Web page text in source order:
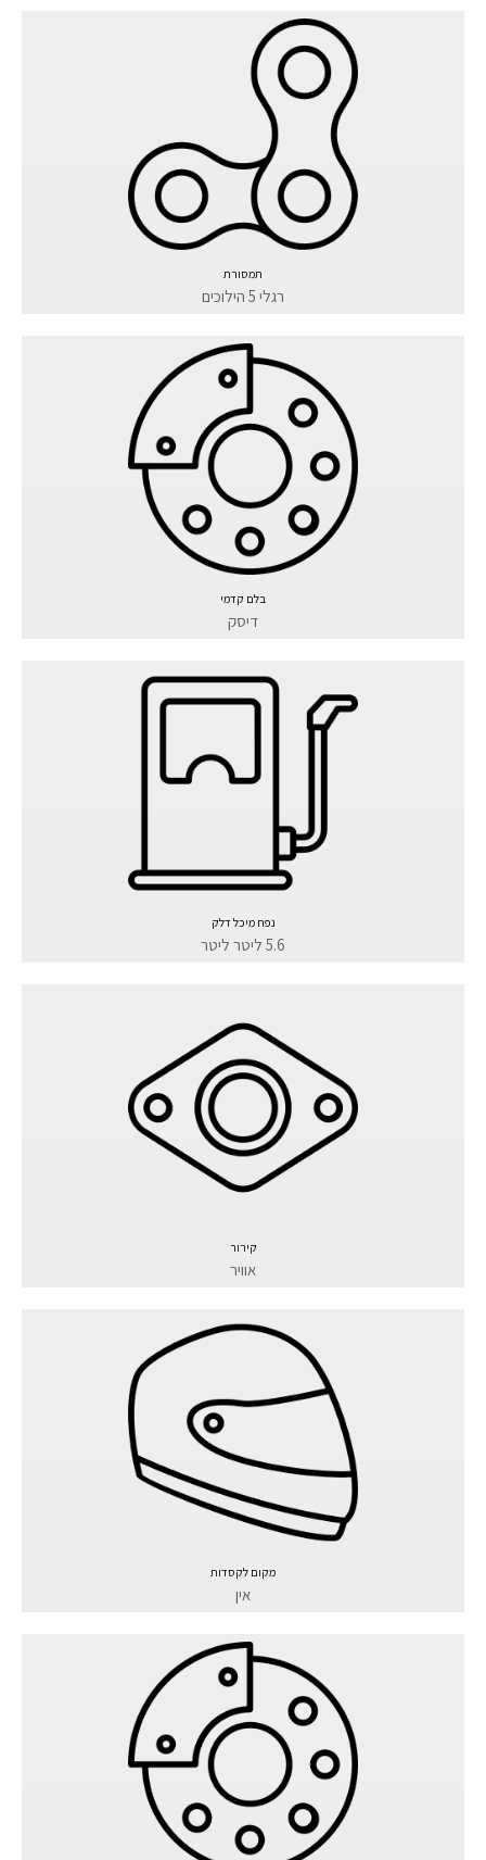
תמסורת
רגלי 5 הילוכים
בלם קדמי
דיסק
נפח מיכל דלק
5.6 ליטר ליטר
קירור
אוויר
מקום לקסדות
אין